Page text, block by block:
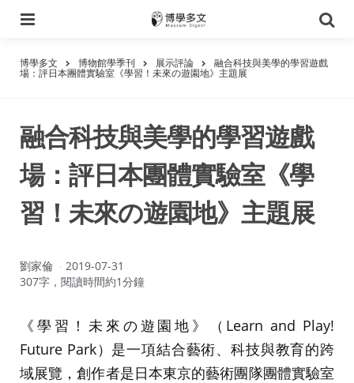
尋
博學多文 博物館學季刊 展示評論 融合科技與美學的學習遊戲
場：評日本團體實驗室《學習！未來の遊園地》主題展
融合科技與美學的學習遊戲
場：評日本團體實驗室《學
習！未來の遊園地》主題展
作
者：
劉家倫
2019-07-31
307字，閱讀時間約1分鐘
《學習！未來の遊園地》（Learn and Play!
Future Park）是一項結合藝術、科技與教育的跨
域展覽，創作者是日本東京的藝術團隊團體實驗室